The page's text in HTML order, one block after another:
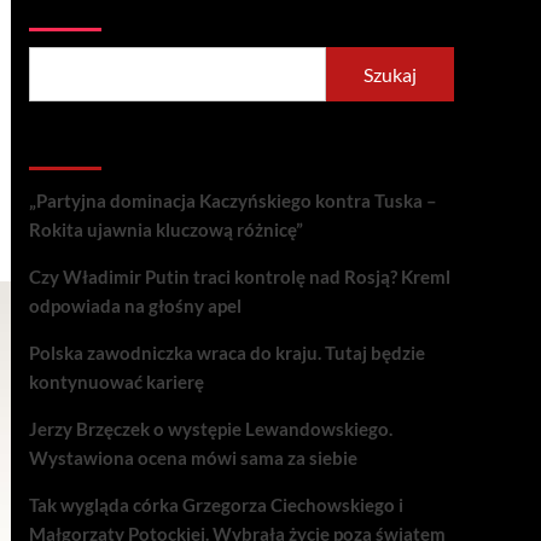
Szukaj
„Partyjna dominacja Kaczyńskiego kontra Tuska –
Rokita ujawnia kluczową różnicę”
Czy Władimir Putin traci kontrolę nad Rosją? Kreml
odpowiada na głośny apel
Polska zawodniczka wraca do kraju. Tutaj będzie
kontynuować karierę
Jerzy Brzęczek o występie Lewandowskiego.
Wystawiona ocena mówi sama za siebie
Tak wygląda córka Grzegorza Ciechowskiego i
Małgorzaty Potockiej. Wybrała życie poza światem